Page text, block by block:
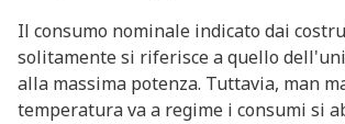
Il consumo nominale indicato dai
solitamente si riferisce a quello
alla massima potenza. Tuttavia, man
temperatura va a regime i consumi si